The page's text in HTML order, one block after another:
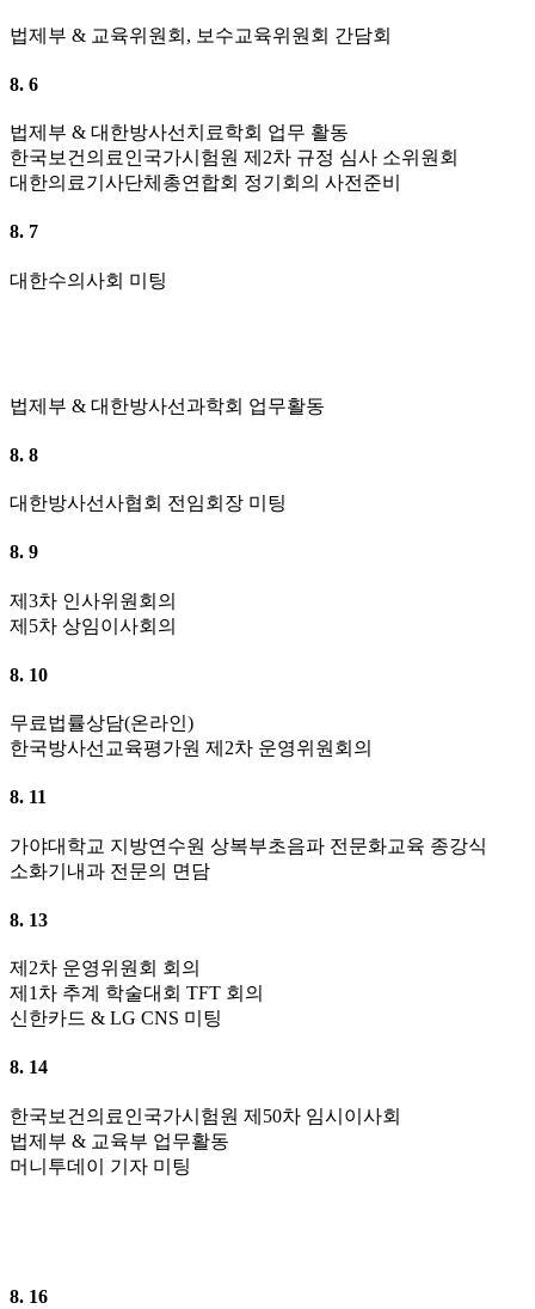
법제부 & 교육위원회, 보수교육위원회 간담회
8. 6
법제부 & 대한방사선치료학회 업무 활동
한국보건의료인국가시험원 제2차 규정 심사 소위원회
대한의료기사단체총연합회 정기회의 사전준비
8. 7
대한수의사회 미팅
법제부 & 대한방사선과학회 업무활동
8. 8
대한방사선사협회 전임회장 미팅
8. 9
제3차 인사위원회의
제5차 상임이사회의
8. 10
무료법률상담(온라인)
한국방사선교육평가원 제2차 운영위원회의
8. 11
가야대학교 지방연수원 상복부초음파 전문화교육 종강식
소화기내과 전문의 면담
8. 13
제2차 운영위원회 회의
제1차 추계 학술대회 TFT 회의
신한카드 & LG CNS 미팅
8. 14
한국보건의료인국가시험원 제50차 임시이사회
법제부 & 교육부 업무활동
머니투데이 기자 미팅
8. 16